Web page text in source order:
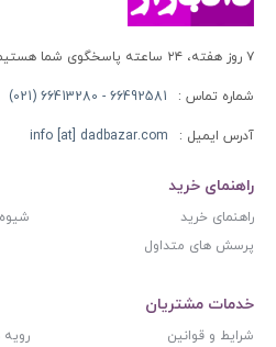
۷ روز هفته، ۲۴ ساعته پاسخگوی شما هستیم
شماره تماس : 66492581 - 66413280 (021)
آدرس ایمیل : info [at] dadbazar.com
راهنمای خرید
راهنمای خرید
پرسش های متداول
خدمات مشتریان
شرایط و قوانین
رویه